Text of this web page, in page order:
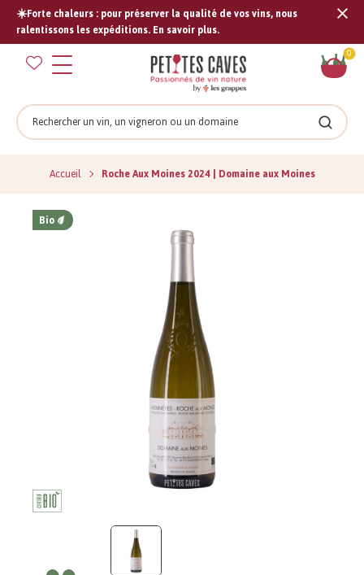
☀️Forte chaleurs : pour préserver la qualité de vos vins, nous
ralentissons les expéditions. En savoir plus.
0
Rechercher
Accueil Roche Aux Moines 2024 | Domaine aux Moines
Bio